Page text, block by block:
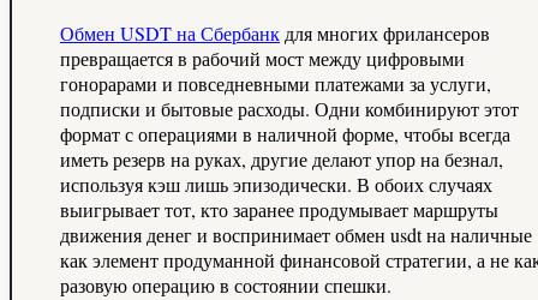
Обмен USDT на Сбербанкдля многих фрилансеров
превращается в рабочий мост между цифровыми
гонорарами и повседневными платежами за услуги,
подписки и бытовые расходы. Одни комбинируют этот
формат с операциями в наличной форме, чтобы всегда
иметь резерв на руках, другие делают упор на безнал,
используя кэш лишь эпизодически. В обоих случаях
выигрывает тот, кто заранее продумывает маршруты
движения денег и воспринимает обмен usdt на наличные
как элемент продуманной финансовой стратегии, а не
разовую операцию в состоянии спешки.